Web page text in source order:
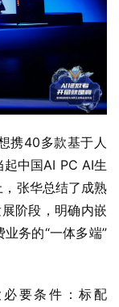
携40多款基于人
中国AI PC AI生
张华总结了成熟
阶段，明确内嵌
务的“一体多端”
要条件：标配